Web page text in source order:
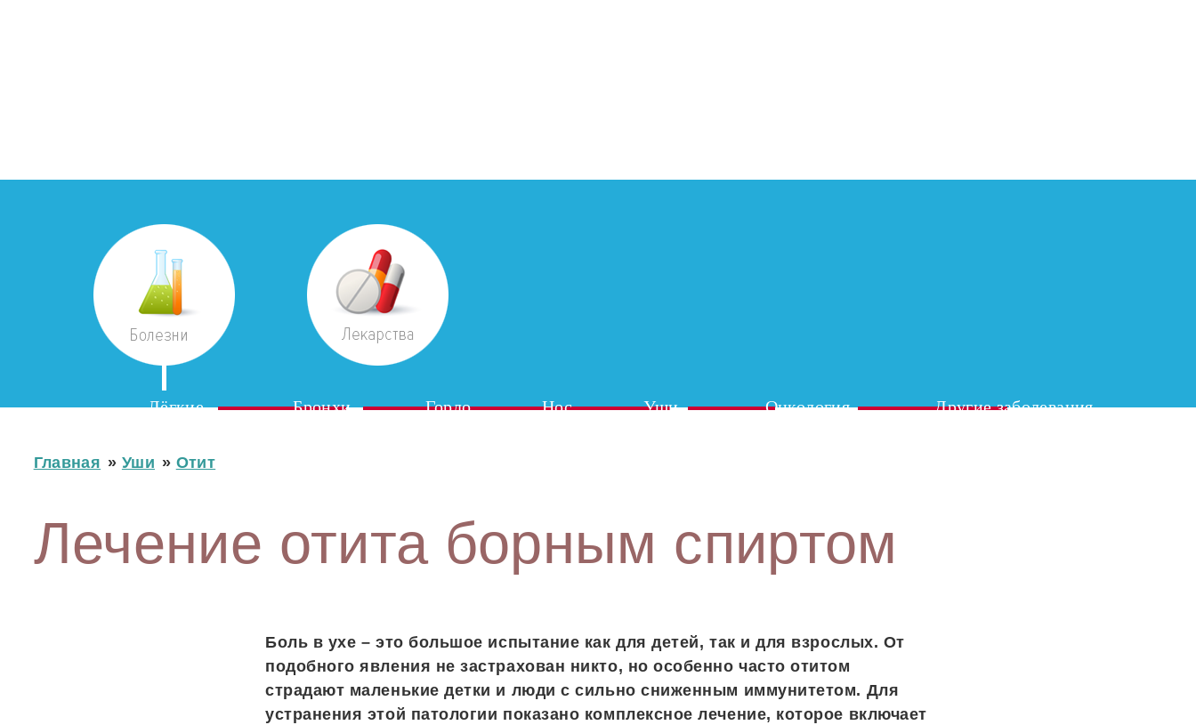
Лёгкие Бронхи Горло Нос Уши Онкология Другие заболевания
Главная » Уши » Отит
Лечение отита борным спиртом
Боль в ухе – это большое испытание как для детей, так и для взрослых. От
подобного явления не застрахован никто, но особенно часто отитом
страдают маленькие детки и люди с сильно сниженным иммунитетом. Для
устранения этой патологии показано комплексное лечение, которое включает